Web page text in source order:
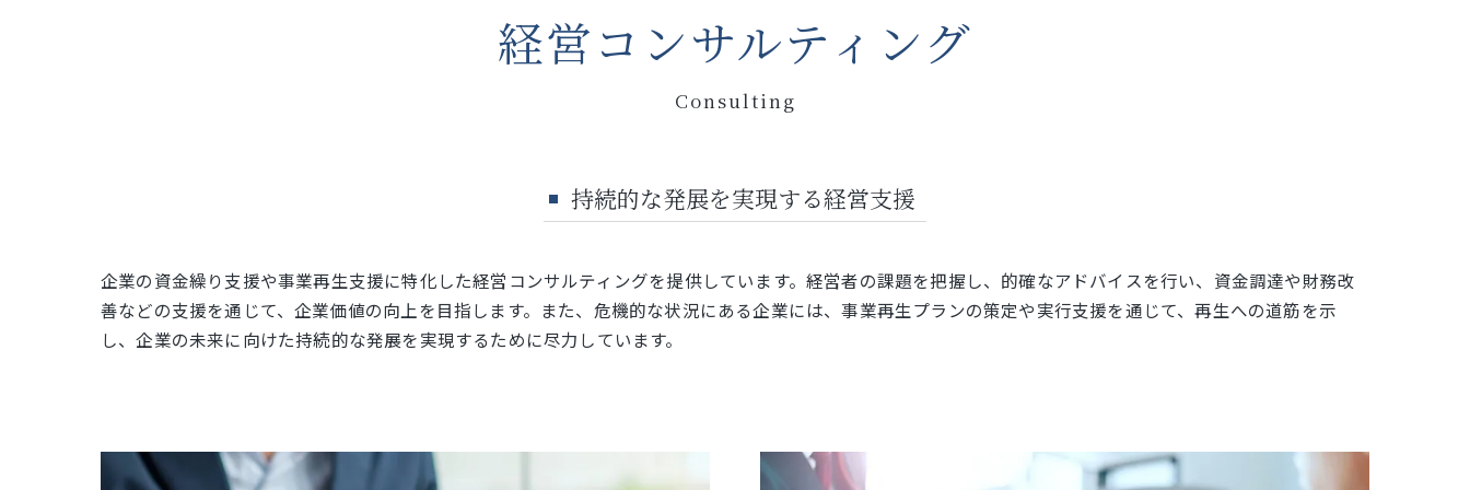
経営コンサルティング
Consulting
持続的な発展を実現する経営支援
企業の資金繰り支援や事業再生支援に特化した経営コンサルティングを提供しています。経営者の課題を把握し、的確なアドバイスを行い、資金調達や財務改
善などの支援を通じて、企業価値の向上を目指します。また、危機的な状況にある企業には、事業再生プランの策定や実行支援を通じて、再生への道筋を示
し、企業の未来に向けた持続的な発展を実現するために尽力しています。